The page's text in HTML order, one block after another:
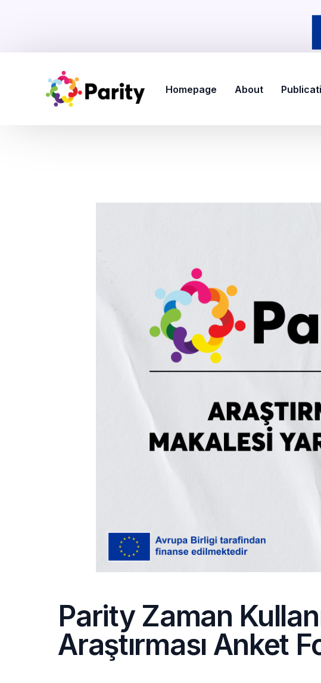
Homepage About
Parity Zaman
Araştırması Anket